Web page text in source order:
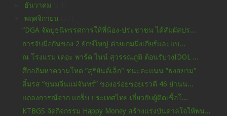
ธันวาคม
พฤศจิกายน
“DGA จัดบูธนิทรรศการให้พี่น้อง-ประชาชน ได้สัมผัสปร...
การจับมือกันของ 2 ยักษ์ใหญ่ ค่ายเกมมิ่งเกียร์และแบ...
ณ โรงแรม เดอะ พาร์ค ไนน์ สุวรรณภูมิ ต้อนรับวงIDOL ...
ศึกอภิมหาความโหด ”สุริยันต์เล็ก" ชนะคะแนน ”ธงสยาม"
ลิ้มรส “ขนมจีนแม่จันทร์” ของอร่อยซอยเรวดี 46 ย่านน...
แถลงการณ์จาก แกร็บ ประเทศไทย เกี่ยวกับผู้ติดเชื้อโ...
KTBGS จัดกิจกรรม Happy Money สร้างแรงบันดาลใจให้พน...